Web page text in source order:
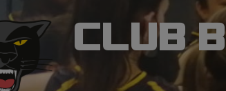
CLUB
CLUB